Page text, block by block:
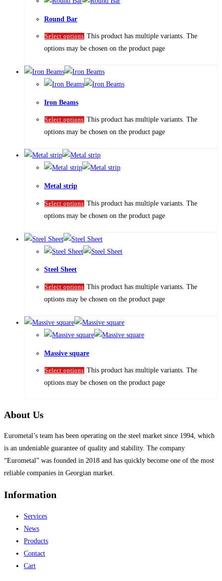
Round Bar
Select options This product has multiple variants. The
options may be chosen on the product page
Iron Beams
Select options This product has multiple variants. The
options may be chosen on the product page
Metal strip
Select options This product has multiple variants. The
options may be chosen on the product page
Steel Sheet
Select options This product has multiple variants. The
options may be chosen on the product page
Massive square
Select options This product has multiple variants. The
options may be chosen on the product page
About Us
Eurometal’s team has been operating on the steel market since 1994, which
is an undeniable guarantee of quality and stability. The company
“Eurometal” was founded in 2018 and has quickly become one of the most
reliable companies in Georgian market.
Information
Services
News
Products
Contact
Cart